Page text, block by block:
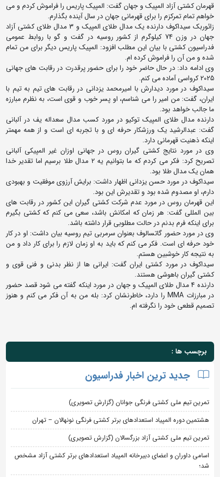
قهرمان کشتی آزاد المپیک و جهان گفت: المپیک پاریس را فراموش کردم و می
خواهم تمام تمرکزم را برای قهرمانی جهان در سال آینده بگذارم.
زائوربک سیداکوف دارنده یک مدال طلای المپیک و 3 مدال طلای کشتی آزاد
جهان در وزن 74 کیلوگرم از کشور روسیه در گفت و گو با روابط عمومی
فدراسیون کشتی با بیان این مطلب افزود: المپیک پاریس دیگر برای من تمام
شده و من آن را فراموش کرده ام.
وی ادامه داد: در حال حاضر خود را برای حضور پرقدرت در رقابت های جهانی
2025 کرواسی آماده می کنم.
سیداکوف در مورد دیدارش با امیرمحمد یزدانی در رقابت های تیم به تیم با
ایران، گفت: من امیر را می شناسم، او پسر خوب و قوی است، به نظرم مبارزه
ما جالب خواهد بود.
دارنده مدال طلای المپیک توکیو در مورد کسب مدال سعداله یف در آلبانی
گفت: عبدالرشید یک ورزشکار حرفه ای و با تجربه ای است و از همه مهمتر
اینکه ذهنیت قهرمانی دارد.
وی در مورد نتایج کشتی گیران روس در جهانی اوزان غیر المپیکی آلبانی
تصریح کرد: فکر می کردم که ما بتوانیم یه 2 مدال طلا برسیم اما تقدیر خدا
همان یک مدال طلا بود.
سیداکوف در مورد حسن یزدانی اظهار داشت: برایش آرزوی موفقیت و بهبودی
دارم، او مصدوم شده بود و تقدیرش این بود.
این قهرمان روس در مورد عدم شرکت کشتی گیران این کشور در رقابت های
بین المللی گفت: هر زمان که امکانش باشد، سعی می کنم که کشتی بگیرم
برای اینکه فرم بدنم در حالت مطلوبی قرار داشته باشد.
وی در مورد حضور گاتسالوف بعنوان سرمربی تیم روسیه بیان داشت: او در کار
خود حرفه ای است. فکر می کنم که باید به او زمان لازم را برای کار داد و من
به نتیجه کار خوشبین هستم.
سیداکوف در مورد کشتی ایران گفت: ایرانی ها از نظر بدنی و فنی قوی و
کشتی گیران باهوشی هستند.
دارنده 4 مدال طلای المپیک و جهان در مورد اینکه گفته می شود قصد حضور
در مبارزات MMA را دارد، خاطرنشان کرد: بله من به آن فکر می کنم و هنوز
تصمیم قطعی خود را نگرفته ام.
برچسب ها :
جدید ترین اخبار فدراسیون
تمرین تیم ملی کشتی فرنگی جوانان (گزارش تصویری)
هشتمین دوره المپیاد استعدادهای برتر کشتی فرنگی نونهالان – تهران
تمرین تیم ملی کشتی آزاد بزرگسالان (گزارش تصویری)
اسامی داوران و اعضای دبیرخانه المپیاد استعدادهای برتر کشتی آزاد مشخص
شد؛